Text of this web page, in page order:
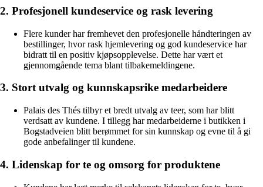
2. Profesjonell kundeservice og rask levering
Flere kunder har fremhevet den profesjonelle håndteringen av
bestillinger, hvor rask hjemlevering og god kundeservice har
bidratt til en positiv kjøpsopplevelse. Dette har vært et
gjennomgående tema blant tilbakemeldingene.
3. Stort utvalg og kunnskapsrike medarbeidere
Palais des Thés tilbyr et bredt utvalg av teer, som har blitt
verdsatt av kundene. I tillegg har medarbeiderne i butikken i
Bogstadveien blitt berømmet for sin kunnskap og evne til å gi
gode anbefalinger til kundene.
4. Lidenskap for te og omsorg for produktene